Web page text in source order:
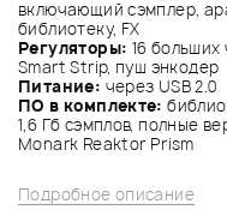
включающий сэмплер,
библиотеку, FX
Регуляторы: 16 больших
Smart Strip, пуш энкодер
Питание: через USB 2.0
ПО в комплекте:
1,6 Гб сэмплов, полные
Monark Reaktor Prism
Подробное описание